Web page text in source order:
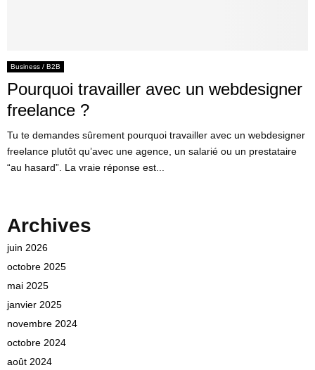
Business / B2B
Pourquoi travailler avec un webdesigner
freelance ?
Tu te demandes sûrement pourquoi travailler avec un webdesigner
freelance plutôt qu’avec une agence, un salarié ou un prestataire
“au hasard”. La vraie réponse est...
Archives
juin 2026
octobre 2025
mai 2025
janvier 2025
novembre 2024
octobre 2024
août 2024